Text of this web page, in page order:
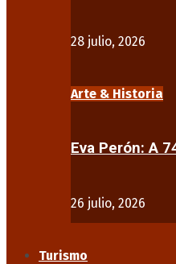
28 julio, 2026
Arte & Historia
Eva Perón: A
26 julio, 2026
Turismo